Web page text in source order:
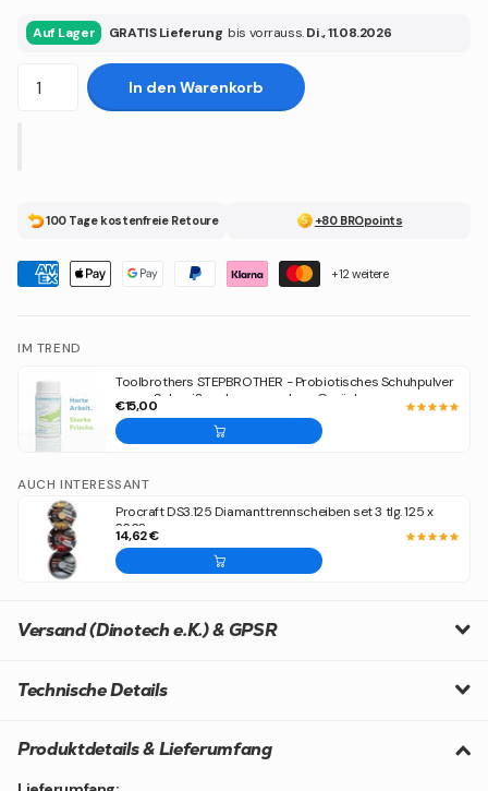
Auf Lager GRATIS Lieferung bis vorrauss.Di., 11.08.2026
In den Warenkorb
100 Tage kostenfreie Retoure +80 BROpoints
+12 weitere
IM TREND
Toolbrothers STEPBROTHER - Probiotisches Schuhpulver
gegen Schweiß und unangenehme Gerüche
€15,00
AUCH INTERESSANT
Procraft DS3.125 Diamanttrennscheiben set 3 tlg. 125 x
22,23 mm
14,62 €
Versand (Dinotech e.K.) & GPSR
Technische Details
Produktdetails & Lieferumfang